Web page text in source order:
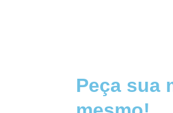
Peça sua